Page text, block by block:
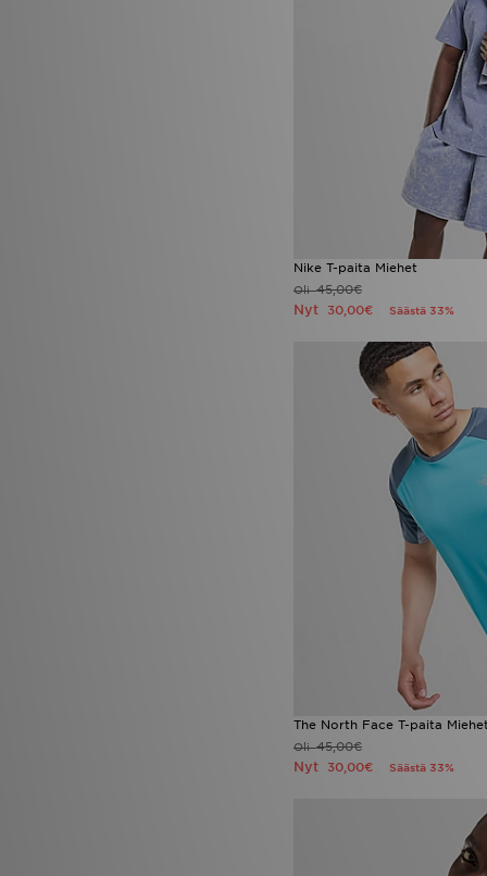
Nike T-paita Miehet
Oli45,00€
Nyt 30,00€ Säästä 33%
The North Face T-paita Miehet
Oli45,00€
Nyt 30,00€ Säästä 33%